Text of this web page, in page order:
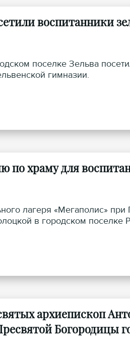
воспитанники
поселке Зельва
гимназии.
по храму для
лагеря «Мегаполис»
в городском поселке
архиепископ
Богородицы